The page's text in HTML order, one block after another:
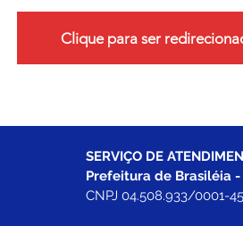
Clique para ser
SERVIÇO DE
Prefeitura de Brasiléia
CNPJ 04.508.933/0001-45